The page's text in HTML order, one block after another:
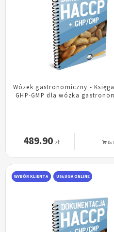
Wózek gastronomiczny - Księga
GHP-GMP dla wózka
489.90 zł Do
WYBÓR KLIENTA USŁUGA ONLINE